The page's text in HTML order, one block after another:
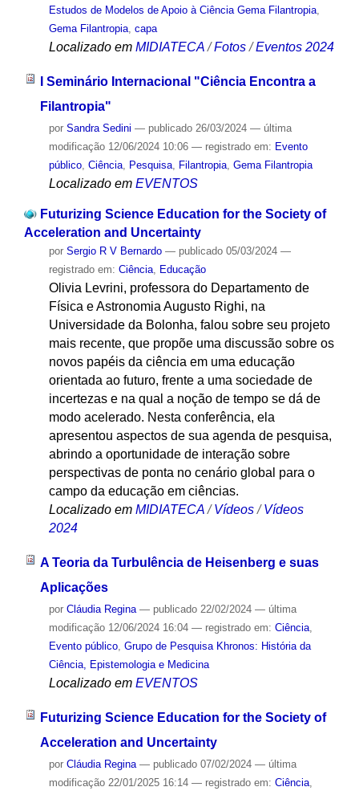
Estudos de Modelos de Apoio à Ciência Gema Filantropia,
Gema Filantropia, capa
Localizado em MIDIATECA /Fotos /Eventos 2024
I Seminário Internacional "Ciência Encontra a
Filantropia"
por Sandra Sedini — publicado26/03/2024 — última
modificação12/06/2024 10:06 — registrado em: Evento
público, Ciência, Pesquisa, Filantropia, Gema Filantropia
Localizado em EVENTOS
Futurizing Science Education for the Society of
Acceleration and Uncertainty
por Sergio R V Bernardo — publicado05/03/2024 —
registrado em: Ciência, Educação
Olivia Levrini, professora do Departamento de
Física e Astronomia Augusto Righi, na
Universidade da Bolonha, falou sobre seu projeto
mais recente, que propõe uma discussão sobre os
novos papéis da ciência em uma educação
orientada ao futuro, frente a uma sociedade de
incertezas e na qual a noção de tempo se dá de
modo acelerado. Nesta conferência, ela
apresentou aspectos de sua agenda de pesquisa,
abrindo a oportunidade de interação sobre
perspectivas de ponta no cenário global para o
campo da educação em ciências.
Localizado em MIDIATECA / Vídeos / Vídeos
2024
A Teoria da Turbulência de Heisenberg e suas
Aplicações
por Cláudia Regina — publicado22/02/2024 — última
modificação12/06/2024 16:04 — registrado em: Ciência,
Evento público, Grupo de Pesquisa Khronos: História da
Ciência, Epistemologia e Medicina
Localizado em EVENTOS
Futurizing Science Education for the Society of
Acceleration and Uncertainty
por Cláudia Regina — publicado07/02/2024 — última
modificação22/01/2025 16:14 — registrado em: Ciência,